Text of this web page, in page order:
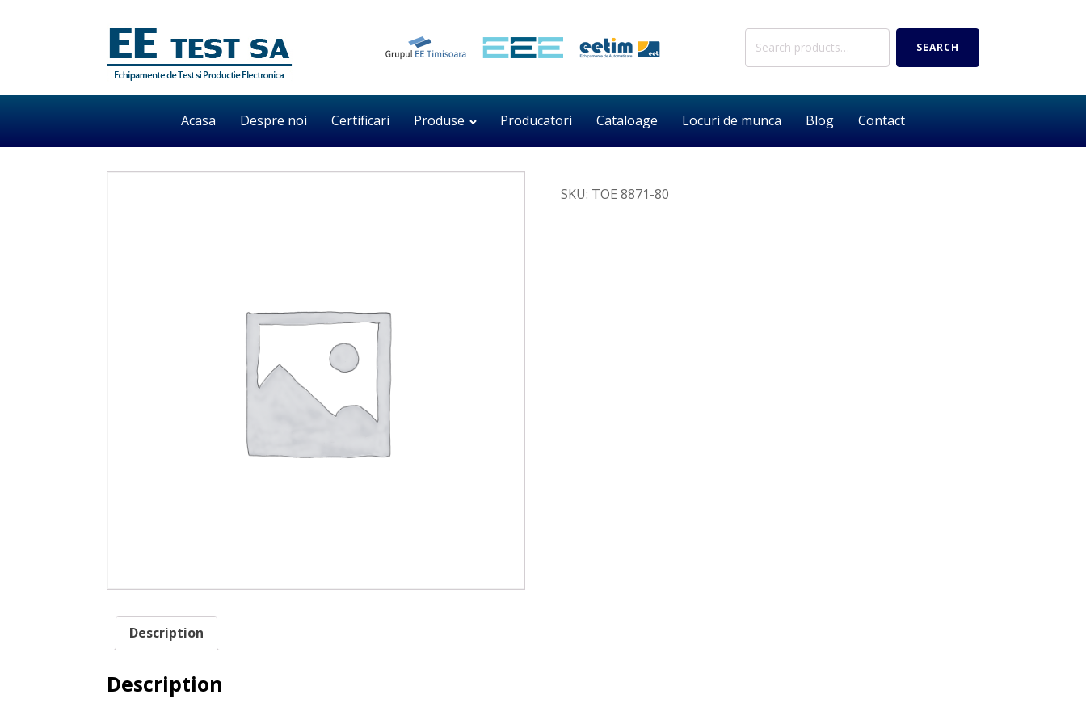
Search
SEARCH
Acasa Despre noi Certificari Produse Producatori Cataloage Locuri de munca Blog Contact
SKU: TOE 8871-80
Description
Description